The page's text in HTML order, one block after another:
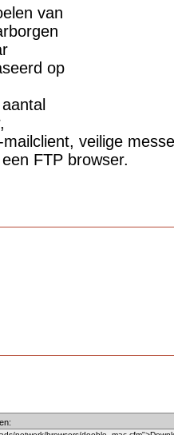
van
op
veilige
FTP browser.